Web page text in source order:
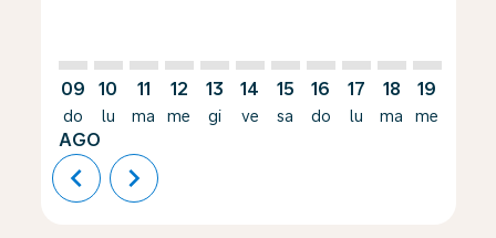
09
do
AGO
10
lu
11
ma
12
me
13
gi
14
ve
15
sa
16
do
17
lu
18
ma
19
me
chevron_left chevron_right